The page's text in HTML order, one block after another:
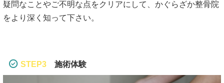
疑問なことやご不明な点をクリアにして、かぐらざか整骨院
をより深く知って下さい。
STEP3 施術体験